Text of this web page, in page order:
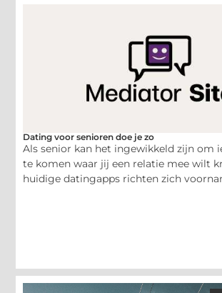
Dating voor senioren doe je zo
Als senior kan het ingewikkeld zijn om
te komen waar jij een relatie mee wilt
huidige datingapps richten zich